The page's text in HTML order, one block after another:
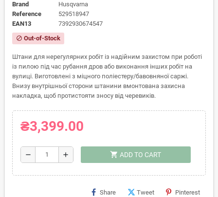
Brand
Husqvarna
Reference
529518947
EAN13
7392930674547
block Out-of-Stock
Штани для нерегулярних робіт із надійним захистом при роботі
із пилою під час рубання дров або виконання інших робіт на
вулиці. Виготовлені з міцного поліестеру/бавовняної саржі.
Внизу внутрішньої сторони штанини вмонтована захисна
накладка, щоб протистояти зносу від черевиків.
₴3,399.00
remove add shopping_cart ADD TO CART
Share Tweet Pinterest